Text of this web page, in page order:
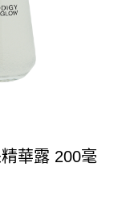
華露 200毫